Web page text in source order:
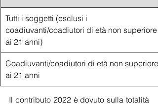
Tutti i soggetti (esclusi i
coadiuvanti/coadiutori di età non superiore
ai 21 anni)
Coadiuvanti/coadiutori di età non superiore
ai 21 anni
Il contributo 2022 è dovuto sulla totalità